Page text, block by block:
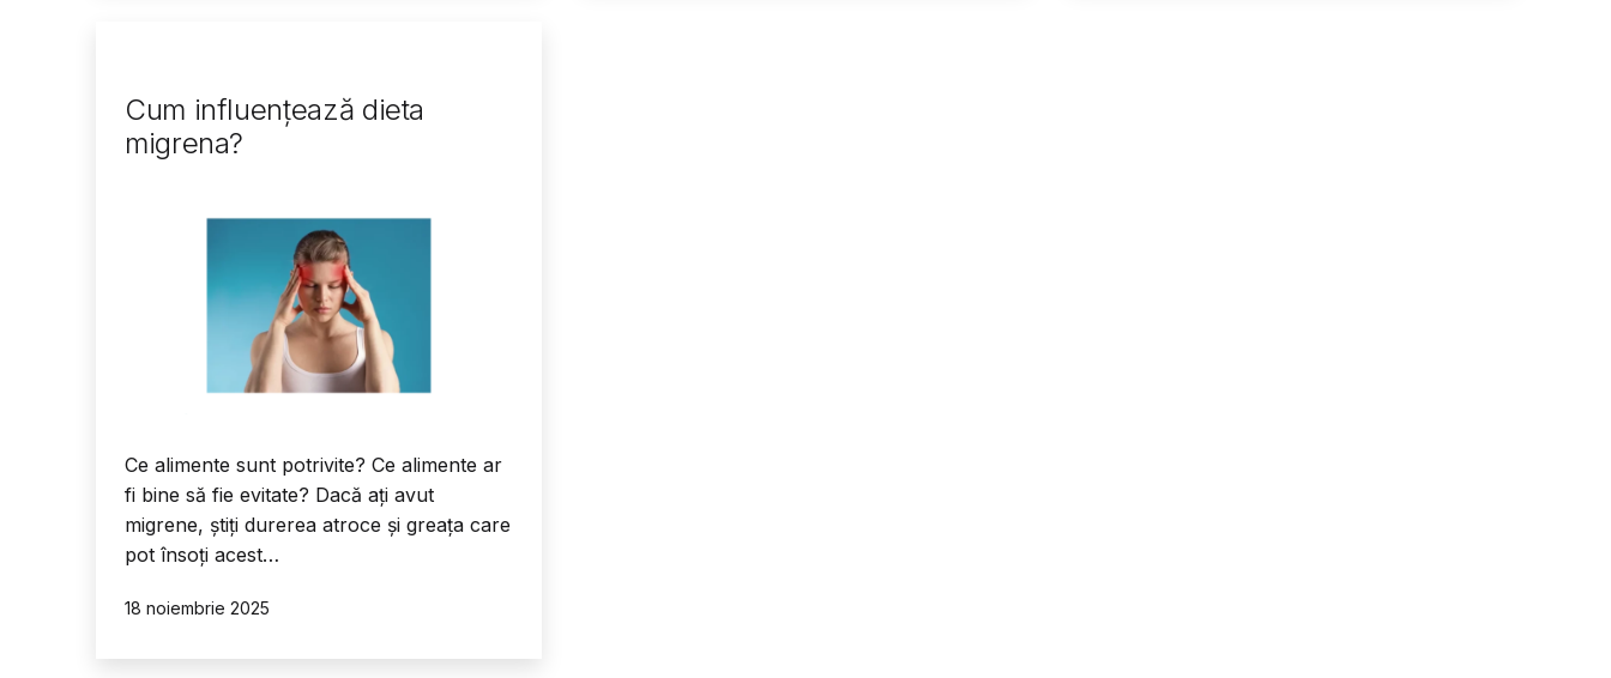
Cum influențează dieta
migrena?
Ce alimente sunt potrivite? Ce alimente ar
fi bine să fie evitate? Dacă ați avut
migrene, știți durerea atroce și greața care
pot însoți acest…
Publicat
18 noiembrie 2025